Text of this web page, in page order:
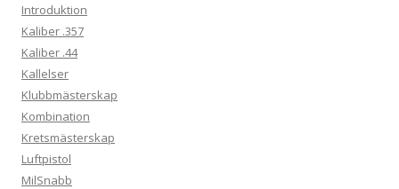
Introduktion
Kaliber .357
Kaliber .44
Kallelser
Klubbmästerskap
Kombination
Kretsmästerskap
Luftpistol
MilSnabb